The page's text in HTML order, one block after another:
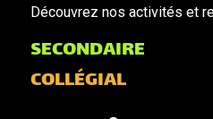
Découvrez nos activités et
SECONDAIRE
COLLÉGIAL